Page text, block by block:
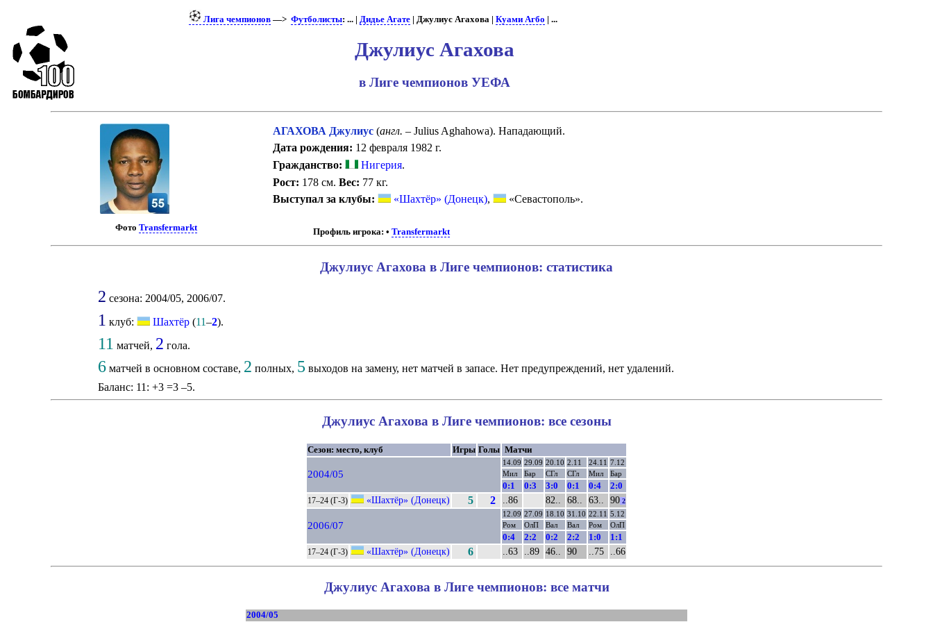
Лига чемпионов —>Футболисты: ... |Дидье Агате | Джулиус Агахова |Куами Агбо | ...
Джулиус Агахова
в Лиге чемпионов УЕФА
Фото Transfermarkt
АГАХОВА Джулиус(англ. – Julius Aghahowa). Нападающий.
Дата рождения: 12 февраля 1982 г.
Гражданство:
Нигерия.
Рост: 178 см. Вес: 77 кг.
Выступал за клубы:
«Шахтёр» (Донецк), «Севастополь».
Профиль игрока: •Transfermarkt
Джулиус Агахова в Лиге чемпионов: статистика
2 сезона: 2004/05, 2006/07.
1 клуб: Шахтёр(11–2).
11 матчей, 2 гола.
6матчей в основном составе, 2 полных, 5 выходов на замену, нет матчей в запасе. Нет предупреждений, нет удалений.
Баланс: 11: +3 =3 –5.
Джулиус Агахова в Лиге чемпионов: все сезоны
Сезон: место, клуб Игры Голы Матчи
2004/05
14.09 29.09 20.10 2.11 24.11 7.12
Мил
Бар СГл СГл Мил Бар
0:1 0:3 3:0 0:1 0:4 2:0
17–24 (Г-3) «Шахтёр» (Донецк) 5 2 ..86 82.. 68.. 63.. 90 2
2006/07
12.09 27.09 18.10 31.10 22.11 5.12
Ром
ОлП Вал Вал Ром ОлП
0:4 2:2 0:2 2:2 1:0 1:1
17–24 (Г-3) «Шахтёр» (Донецк) 6 ..63 ..89 46.. 90 ..75 ..66
Джулиус Агахова в Лиге чемпионов: все матчи
2004/05